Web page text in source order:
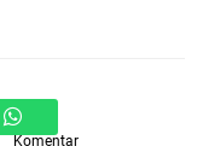
Komentar